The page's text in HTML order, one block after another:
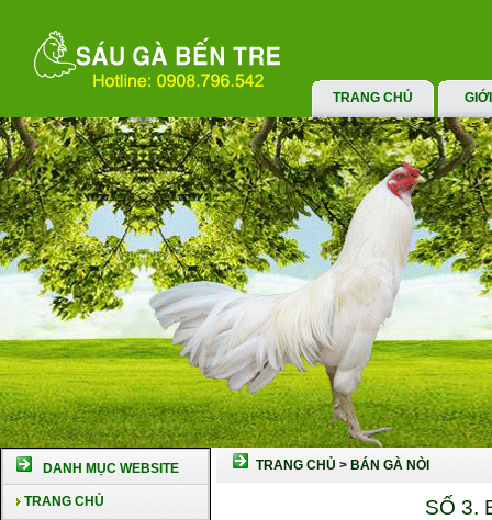
TRANG CHỦ
DANH MỤC WEBSITE
TRANG CHỦ
TRANG CHỦ > BÁN GÀ NÒI
SỐ 3.